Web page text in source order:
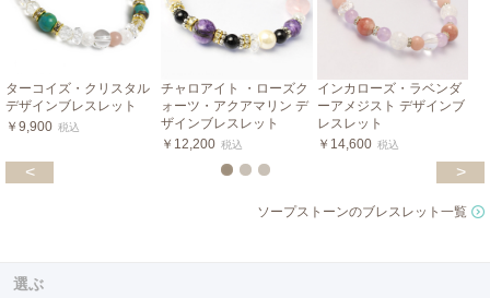
ターコイズ・クリスタル
デザインブレスレット
￥9,900 税込
チャロアイト ・ローズク
ォーツ・アクアマリン デ
ザインブレスレット
￥12,200 税込
インカローズ・ラベンダ
ーアメジスト デザインブ
レスレット
￥14,600 税込
< >
ソープストーンのブレスレット一覧
選ぶ